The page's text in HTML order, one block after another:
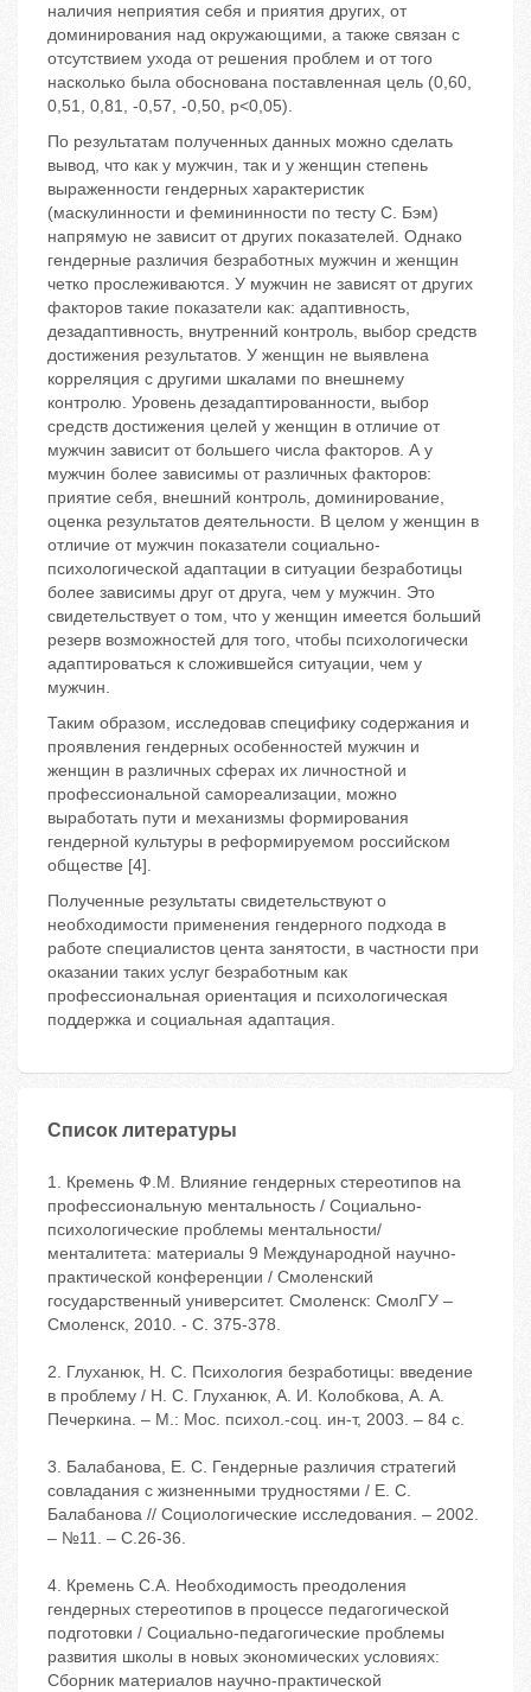
наличия неприятия себя и приятия других, от
доминирования над окружающими, а также связан с
отсутствием ухода от решения проблем и от того
насколько была обоснована поставленная цель (0,60,
0,51, 0,81, -0,57, -0,50, р<0,05).
По результатам полученных данных можно сделать
вывод, что как у мужчин, так и у женщин степень
выраженности гендерных характеристик
(маскулинности и фемининности по тесту С. Бэм)
напрямую не зависит от других показателей. Однако
гендерные различия безработных мужчин и женщин
четко прослеживаются. У мужчин не зависят от других
факторов такие показатели как: адаптивность,
дезадаптивность, внутренний контроль, выбор средств
достижения результатов. У женщин не выявлена
корреляция с другими шкалами по внешнему
контролю. Уровень дезадаптированности, выбор
средств достижения целей у женщин в отличие от
мужчин зависит от большего числа факторов. А у
мужчин более зависимы от различных факторов:
приятие себя, внешний контроль, доминирование,
оценка результатов деятельности. В целом у женщин в
отличие от мужчин показатели социально-
психологической адаптации в ситуации безработицы
более зависимы друг от друга, чем у мужчин. Это
свидетельствует о том, что у женщин имеется больший
резерв возможностей для того, чтобы психологически
адаптироваться к сложившейся ситуации, чем у
мужчин.
Таким образом, исследовав специфику содержания и
проявления гендерных особенностей мужчин и
женщин в различных сферах их личностной и
профессиональной самореализации, можно
выработать пути и механизмы формирования
гендерной культуры в реформируемом российском
обществе [4].
Полученные результаты свидетельствуют о
необходимости применения гендерного подхода в
работе специалистов цента занятости, в частности при
оказании таких услуг безработным как
профессиональная ориентация и психологическая
поддержка и социальная адаптация.
Список литературы
1. Кремень Ф.М. Влияние гендерных стереотипов на
профессиональную ментальность / Социально-
психологические проблемы ментальности/
менталитета: материалы 9 Международной научно-
практической конференции / Смоленский
государственный университет. Смоленск: СмолГУ –
Смоленск, 2010. - С. 375-378.
2. Глуханюк, Н. С. Психология безработицы: введение
в проблему / Н. С. Глуханюк, А. И. Колобкова, А. А.
Печеркина. ‒ М.: Мос. психол.-соц. ин-т, 2003. ‒ 84 с.
3. Балабанова, Е. С. Гендерные различия стратегий
совладания с жизненными трудностями / Е. С.
Балабанова // Социологические исследования. ‒ 2002.
‒ №11. ‒ С.26-36.
4. Кремень С.А. Необходимость преодоления
гендерных стереотипов в процессе педагогической
подготовки / Социально-педагогические проблемы
развития школы в новых экономических условиях:
Сборник материалов научно-практической